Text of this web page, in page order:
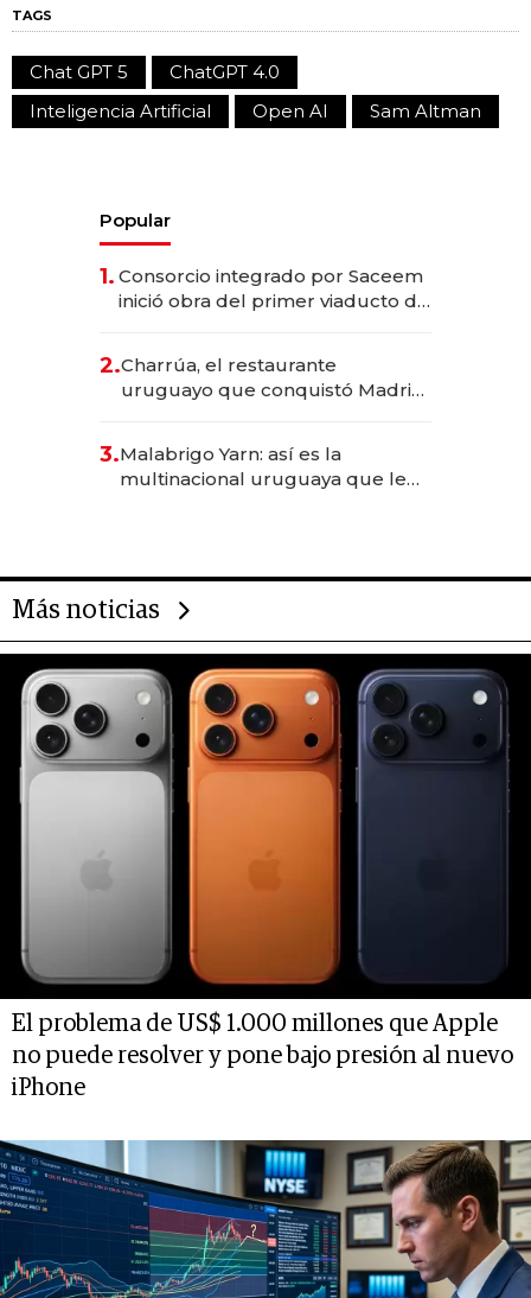
TAGS
Chat GPT 5
ChatGPT 4.0
Inteligencia Artificial
Open AI Sam Altman
Popular
1. Consorcio integrado por Saceem
inició obra del primer viaducto de
millones
2.Charrúa, el restaurante
uruguayo que conquistó Madrid:
anticipación y prepara apertura
3.Malabrigo Yarn: así es la
multinacional uruguaya que le
Más noticias
El problema de US$ 1.000 millones que Apple
no puede resolver y pone bajo presión al nuevo
iPhone